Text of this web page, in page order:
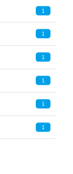
1
1
1
1
1
1